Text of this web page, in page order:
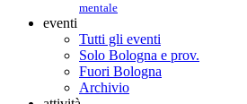
mentale
eventi
Tutti gli eventi
Solo Bologna e prov.
Fuori Bologna
Archivio